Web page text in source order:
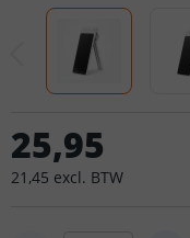
25,95
21 ,45 excl. BTW